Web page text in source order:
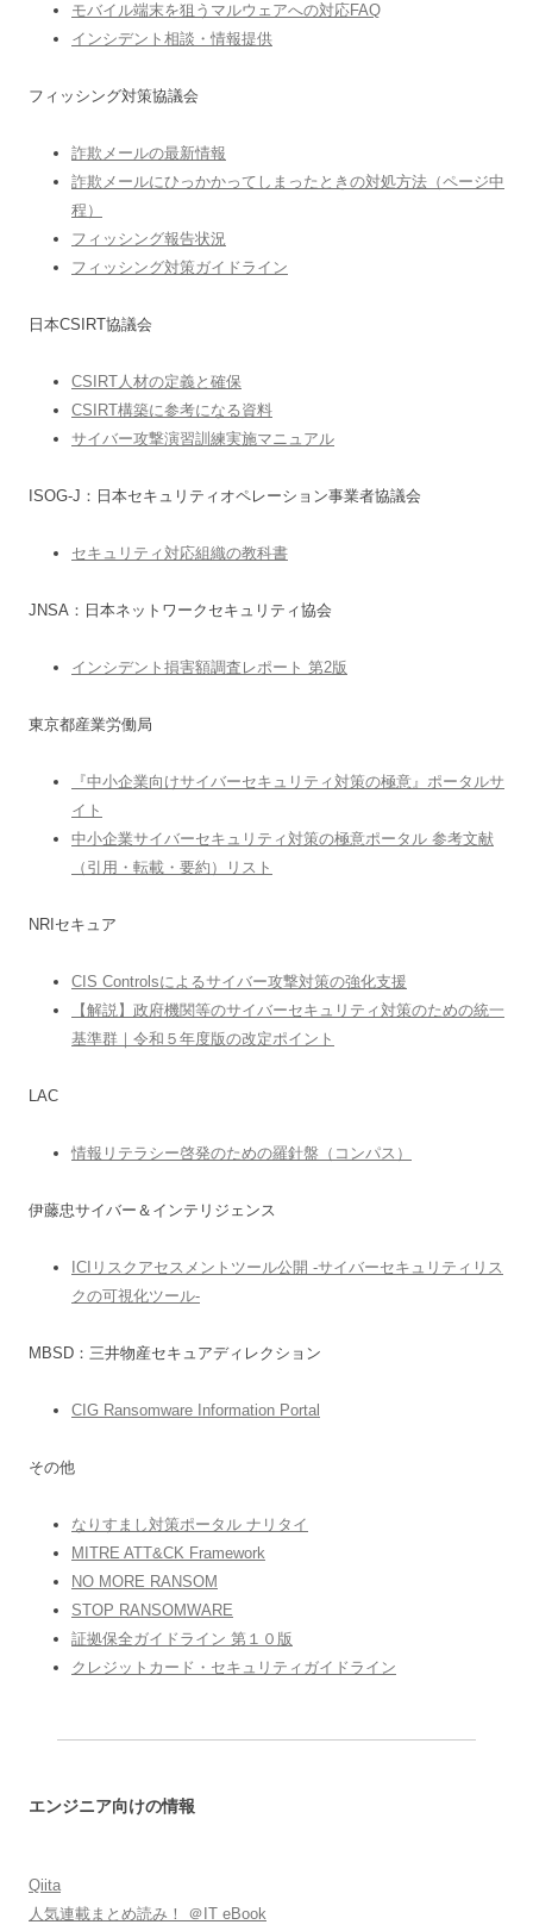
モバイル端末を狙うマルウェアへの対応FAQ
インシデント相談・情報提供
フィッシング対策協議会
詐欺メールの最新情報
詐欺メールにひっかかってしまったときの対処方法（ページ中
程）
フィッシング報告状況
フィッシング対策ガイドライン
日本CSIRT協議会
CSIRT人材の定義と確保
CSIRT構築に参考になる資料
サイバー攻撃演習訓練実施マニュアル
ISOG-J：日本セキュリティオペレーション事業者協議会
セキュリティ対応組織の教科書
JNSA：日本ネットワークセキュリティ協会
インシデント損害額調査レポート 第2版
東京都産業労働局
『中小企業向けサイバーセキュリティ対策の極意』ポータルサ
イト
中小企業サイバーセキュリティ対策の極意ポータル 参考文献
（引用・転載・要約）リスト
NRIセキュア
CIS Controlsによるサイバー攻撃対策の強化支援
【解説】政府機関等のサイバーセキュリティ対策のための統一
基準群｜令和５年度版の改定ポイント
LAC
情報リテラシー啓発のための羅針盤（コンパス）
伊藤忠サイバー＆インテリジェンス
ICIリスクアセスメントツール公開 -サイバーセキュリティリス
クの可視化ツール-
MBSD：三井物産セキュアディレクション
CIG Ransomware Information Portal
その他
なりすまし対策ポータル ナリタイ
MITRE ATT&CK Framework
NO MORE RANSOM
STOP RANSOMWARE
証拠保全ガイドライン 第１０版
クレジットカード・セキュリティガイドライン
エンジニア向けの情報
Qiita
人気連載まとめ読み！ ＠IT eBook